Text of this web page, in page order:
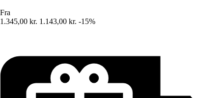
Fra
1.345,00 kr. 1.143,00 kr. -15%